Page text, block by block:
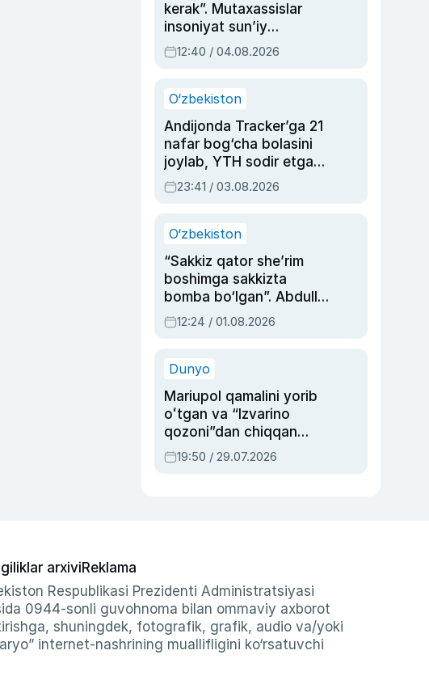
kerak”. Mutaxassislar
insoniyat sun’iy
intellektni boshqara
olmay qolishidan xavotir
12:40 / 04.08.2026
O‘zbekiston
Andijonda Tracker’ga 21
nafar bog‘cha bolasini
joylab, YTH sodir etgan
ayolga sud hukmi o‘qildi
23:41 / 03.08.2026
O‘zbekiston
“Sakkiz qator she’rim
boshimga sakkizta
bomba bo‘lgan”. Abdulla
Oripovni siyosiy
ayblovlardan asrab
12:24 / 01.08.2026
Dunyo
Mariupol qamalini yorib
oʻtgan va “Izvarino
qozoni”dan chiqqan
qahramon — Ukraina
armiyasi bosh
19:50 / 29.07.2026
arxiviReklama
Respublikasi Prezidenti Administratsiyasi
0944-sonli guvohnoma bilan ommaviy axborot
shuningdek, fotografik, grafik, audio va/yoki
internet-nashrining muallifligini ko‘rsatuvchi